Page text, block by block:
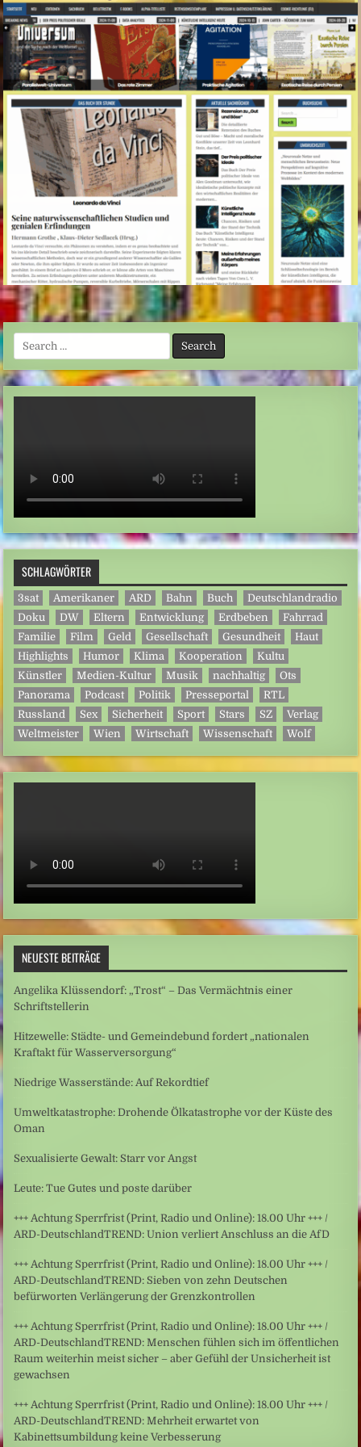
Search
for:
SCHLAGWÖRTER
3sat Amerikaner ARD Bahn Buch
Deutschlandradio
Doku
DW Eltern Entwicklung Erdbeben
Fahrrad
Familie
Film Geld Gesellschaft Gesundheit
Haut
Highlights
Humor Klima Kooperation
Kultu
Künstler
Medien-Kultur Musik nachhaltig
Ots
Panorama
Podcast Politik Presseportal
RTL
Russland
Sex Sicherheit Sport Stars SZ
Verlag
Weltmeister
Wien Wirtschaft Wissenschaft Wolf
NEUESTE BEITRÄGE
Angelika Klüssendorf: „Trost“ – Das Vermächtnis einer
Schriftstellerin
Hitzewelle: Städte- und Gemeindebund fordert „nationalen
Kraftakt für Wasserversorgung“
Niedrige Wasserstände: Auf Rekordtief
Umweltkatastrophe: Drohende Ölkatastrophe vor der Küste des
Oman
Sexualisierte Gewalt: Starr vor Angst
Leute: Tue Gutes und poste darüber
+++ Achtung Sperrfrist (Print, Radio und Online): 18.00 Uhr +++ /
ARD-DeutschlandTREND: Union verliert Anschluss an die AfD
+++ Achtung Sperrfrist (Print, Radio und Online): 18.00 Uhr +++ /
ARD-DeutschlandTREND: Sieben von zehn Deutschen
befürworten Verlängerung der Grenzkontrollen
+++ Achtung Sperrfrist (Print, Radio und Online): 18.00 Uhr +++ /
ARD-DeutschlandTREND: Menschen fühlen sich im öffentlichen
Raum weiterhin meist sicher – aber Gefühl der Unsicherheit ist
gewachsen
+++ Achtung Sperrfrist (Print, Radio und Online): 18.00 Uhr +++ /
ARD-DeutschlandTREND: Mehrheit erwartet von
Kabinettsumbildung keine Verbesserung